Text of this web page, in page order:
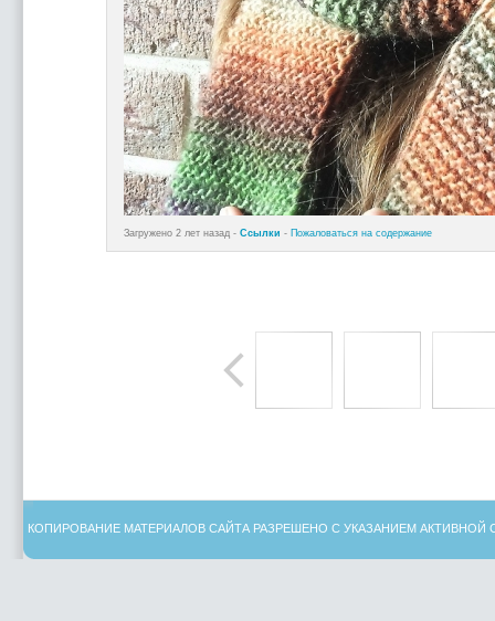
Загружено 2 лет назад - Ссылки - Пожаловаться на содержание
КОПИРОВАНИЕ МАТЕРИАЛОВ САЙТА РАЗРЕШЕНО С УКАЗАНИЕМ АКТИВНОЙ